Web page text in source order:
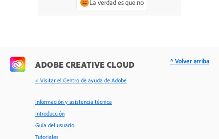
La verdad es que no
ADOBE CREATIVE CLOUD
< Visitar el Centro de ayuda de Adobe
Información y asistencia técnica
Introducción
Guía del usuario
Tutoriales
^ Volver arriba